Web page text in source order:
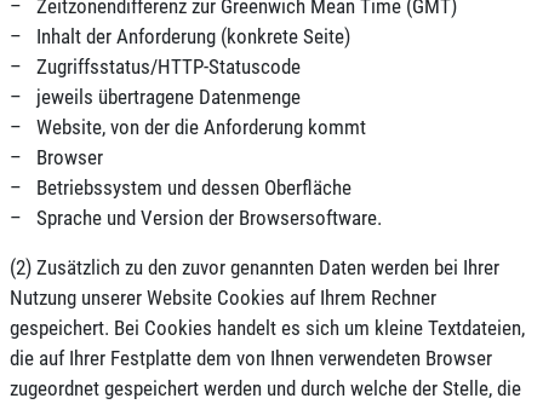
– Zeitzonendifferenz zur Greenwich Mean Time (GMT)
– Inhalt der Anforderung (konkrete Seite)
– Zugriffsstatus/HTTP-Statuscode
– jeweils übertragene Datenmenge
– Website, von der die Anforderung kommt
– Browser
– Betriebssystem und dessen Oberfläche
– Sprache und Version der Browsersoftware.
(2) Zusätzlich zu den zuvor genannten Daten werden bei Ihrer
Nutzung unserer Website Cookies auf Ihrem Rechner
gespeichert. Bei Cookies handelt es sich um kleine Textdateien,
die auf Ihrer Festplatte dem von Ihnen verwendeten Browser
zugeordnet gespeichert werden und durch welche der Stelle, die